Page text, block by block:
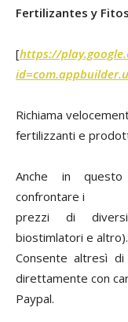
Fertilizantes y
[https://
Richiama
fertilizzanti e
Anche in
confrontare i
prezzi di
biostimlatori e altro).
Consente altresì
direttamente con
Paypal.